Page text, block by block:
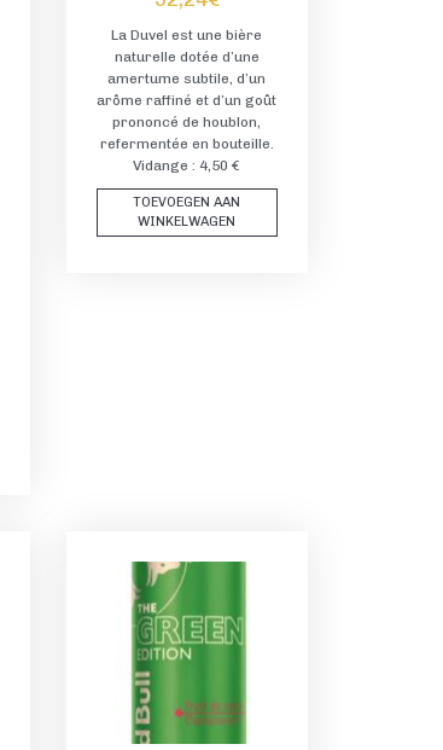
La Duvel est une bière
naturelle dotée d’une
amertume subtile, d’un
arôme raffiné et d’un goût
prononcé de houblon,
refermentée en bouteille.
Vidange : 4,50 €
TOEVOEGEN AAN
WINKELWAGEN